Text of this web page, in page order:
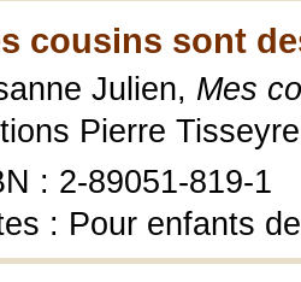
cousins sont
Julien, Mes
Pierre
: 2-89051-819-1
: Pour enfants